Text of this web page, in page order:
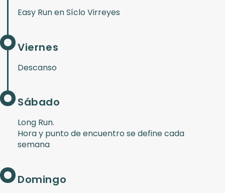
Easy Run en Síclo Virreyes
Viernes
Descanso
Sábado
Long Run.
Hora y punto de encuentro se define cada
semana
Domingo